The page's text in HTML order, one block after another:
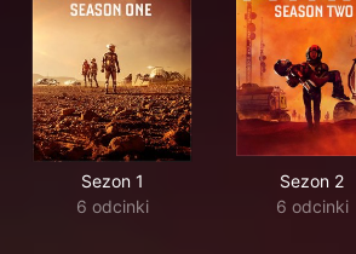
Sezon 1
6 odcinki
Sezon 2
6 odcinki